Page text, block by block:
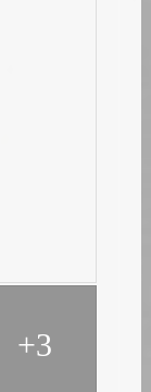
+3